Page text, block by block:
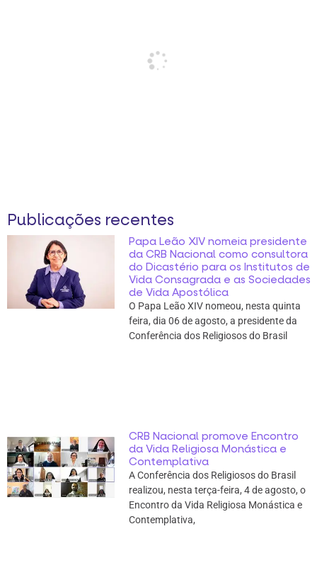
Publicações recentes
Papa Leão XIV nomeia presidente
da CRB Nacional como consultora
do Dicastério para os Institutos de
Vida Consagrada e as Sociedades
de Vida Apostólica
O Papa Leão XIV nomeou, nesta quinta
feira, dia 06 de agosto, a presidente da
Conferência dos Religiosos do Brasil
CRB Nacional promove Encontro
da Vida Religiosa Monástica e
Contemplativa
A Conferência dos Religiosos do Brasil
realizou, nesta terça-feira, 4 de agosto, o
Encontro da Vida Religiosa Monástica e
Contemplativa,